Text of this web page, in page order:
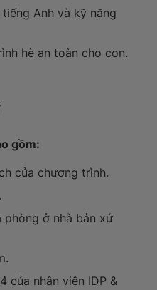
Anh và kỹ năng
hè an toàn cho con.
gồm:
của chương trình.
phòng ở nhà bản xứ
của nhân viên IDP &